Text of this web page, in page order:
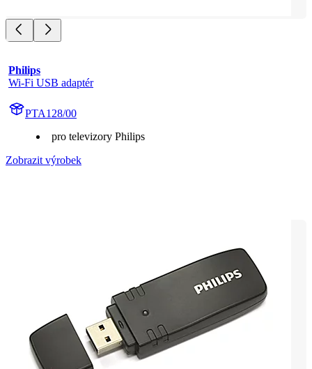
Philips
Wi-Fi USB adaptér
PTA128/00
pro televizory Philips
Zobrazit výrobek